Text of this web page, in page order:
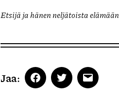
Etsijä ja hänen neljätoista
Jaa: FacebookTwitterEmail